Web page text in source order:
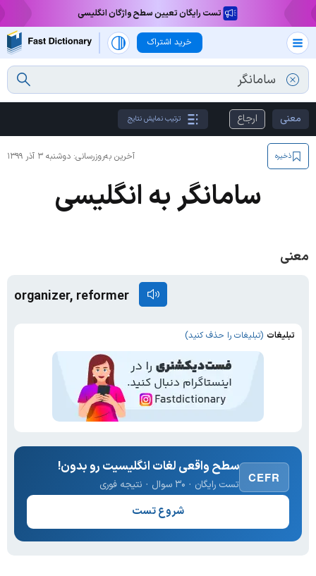
تست رایگان تعیین سطح واژگان انگلیسی
خرید اشتراک
معنی ارجاع ترتیب نمایش نتایج
آخرین به‌روزرسانی: دوشنبه ۳ آذر ۱۳۹۹ ذخیره
سامانگر به انگلیسی
معنی
organizer, reformer
تبلیغات (تبلیغات را حذف کنید)
CEFR
سطح واقعی لغات انگلیسیت رو بدون!
تست رایگان · ۳۰ سوال · نتیجه فوری
شروع تست